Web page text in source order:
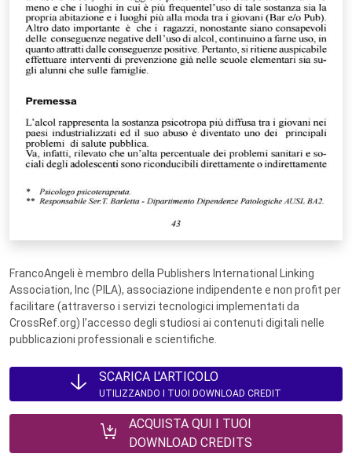
FrancoAngeli è membro della Publishers International Linking
Association, Inc (PILA), associazione indipendente e non profit per
facilitare (attraverso i servizi tecnologici implementati da
CrossRef.org) l’accesso degli studiosi ai contenuti digitali nelle
pubblicazioni professionali e scientifiche.
SCARICA L'ARTICOLO
UTILIZZANDO I TUOI DOWNLOAD CREDIT
ACQUISTA QUI I TUOI
DOWNLOAD CREDITS